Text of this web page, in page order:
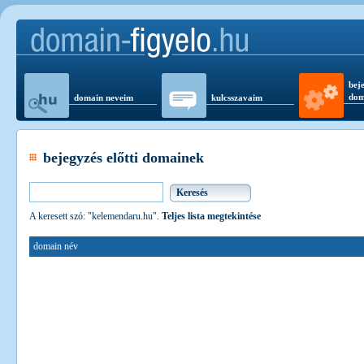
domain neveim kulcsszavaim
bejegyzés előtti domainek
A keresett szó: "kelemendaru.hu". Teljes lista megtekintése
domain név